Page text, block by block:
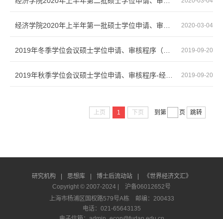
2020-03-04
经济学院2020年上半年第一批硕士学位申请、审核程序
2019-09-20
2019年冬季学位会议硕士学位申请、审核程序（经济学院）
2019-09-20
2019年秋季学位会议硕士学位申请、审核程序-经济学院
上页 1 下页 到第 页 跳转
研究机构 思想库 博士后流动站
《世界经济文汇》
Copyright © 2007-2024 | 沪备06012652号
上海市杨浦区国权路579号A栋 邮编：200433
电话：021-65643135